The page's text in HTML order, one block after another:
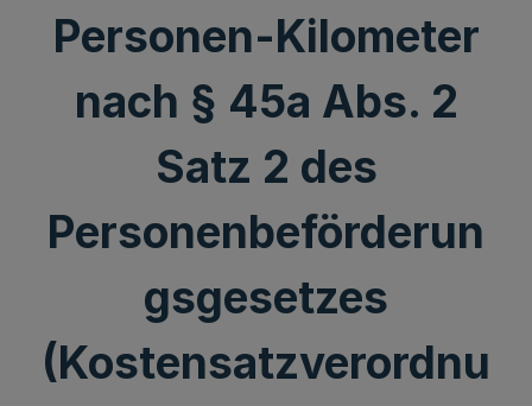
Personen-Kilometer
nach § 45a Abs. 2
Satz 2 des
Personenbeförderun
gsgesetzes
(Kostensatzverordnu